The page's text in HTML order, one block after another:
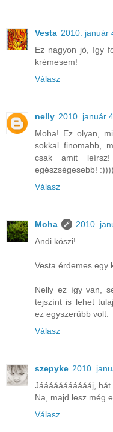
Vesta 2010. január
Ez nagyon jó, így
krémesem!
Válasz
nelly 2010. január
Moha! Ez olyan,
sokkal finomabb,
csak amit
egészségesebb!
Válasz
Moha
2010.
Andi köszi!
Vesta érdemes egy
Nelly ez így van,
tejszínt is lehet
ez egyszerűbb volt.
Válasz
szepyke 2010.
Jáááááááááááj,
Na, majd lesz még
Válasz